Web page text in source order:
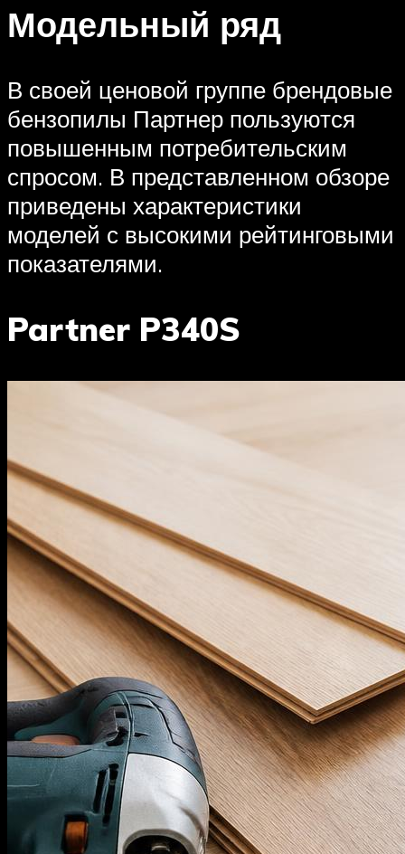
Модельный ряд
В своей ценовой группе брендовые
бензопилы Партнер пользуются
повышенным потребительским
спросом. В представленном обзоре
приведены характеристики
моделей с высокими рейтинговыми
показателями.
Partner P340S